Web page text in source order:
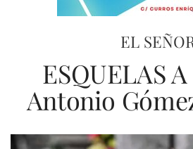
EL
ESQUELAS
Antonio